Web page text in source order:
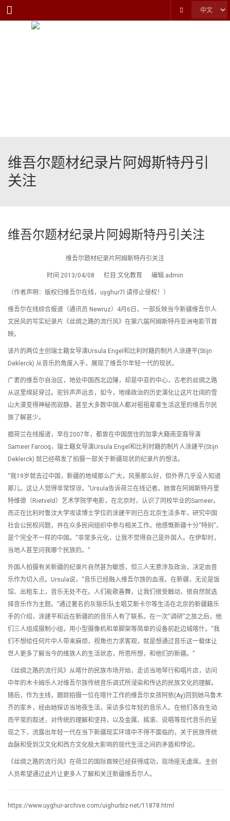
Menu
维吾尔题材纪录片阿姆斯特丹引
关注
维吾尔题材纪录片阿姆斯特丹引关注
维吾尔题材纪录片阿姆斯特丹引关注
时间:2013/04/08 栏目:文化教育 编辑:admin
（作者声明：版权归维吾尔在线，uyghur7l 请停止侵权！）
维吾尔在线综合报道（通讯员 Newruz）4月6日，一部反映当今新疆维吾尔人
文民风的写实纪录片《丝绸之路的流行风》在第六届阿姆斯特丹亚洲电影节首
映。
该片的两位主创瑞士籍女导演Ursula Engel和比利时籍的制片人涂建平(Stijn
Deklerck) 从音乐的角度入手，展现了维吾尔年轻一代的现状。
广袤的维吾尔自治区，地处中国西北边陲，却是中亚的中心，古老的丝绸之路
从这里绵延穿过。驼铃声声远去，如今，地缘政治的历史演化让这片壮阔的雪
山大漠变得神秘而寂静，甚至大多数中国人都对祖祖辈辈生活这里的维吾尔民
族了解甚少。
据荷兰在线报道，早在2007年，都曾在中国居住的加拿大籍南亚裔导演
Sameer Farooq，瑞士籍女导演Ursula Engel和比利时籍的制片人涂建平(Stijn
Deklerck) 就已经萌发了拍摄一部关于新疆现状的纪录片的想法。
“我19岁就去过中国，新疆的地域那么广大，风景那么好，但外界几乎没人知道
那儿。这让人觉得非常惊讶。”Ursula告诉荷兰在线记者。她曾在阿姆斯特丹里
特维德（Rietveld）艺术学院学电影，在北京时，认识了同校毕业的Sameer。
而正在比利时鲁汶大学攻读博士学位的涂建平则已在北京生活多年，研究中国
社会公民权问题，并在众多民间组织中参与相关工作。他感慨新疆十分“特别”，
是个完全不一样的中国。“非常多元化，让我不觉得自己是外国人。在伊犁时，
当地人甚至问我哪个民族的。”
外国人拍摄有关新疆的纪录片自然甚为敏感，但三人无意涉及政治，决定由音
乐作为切入点。Ursula说，“音乐已经融入维吾尔族的血液。在新疆，无论是饭
馆、出租车上，音乐无处不在。人们能歌善舞，让我们很受触动，很自然就选
择音乐作为主题。”通过著名的灰狼乐队主唱艾斯卡尔等生活在北京的新疆籍乐
手的介绍，涂建平和远在新疆的的音乐人有了联系。在一次“调研”之旅之后，他
们三人组成摄制小组，用小型摄像机和单脚架等简单的设备前赴边城喀什。“我
们不想给任何片中人带来麻烦，视角也力求客观，就是想通过音乐这一载体让
世人更多了解当今的维族人的生活状态，所思所想，和他们的新疆。”
《丝绸之路的流行风》从喀什的民族市场开始，走访当地琴行和唱片店，访问
中年的木卡姆乐人对维吾尔族传统音乐调式所浸染和传达的民族文化的理解。
随后，作为主线，跟踪拍摄一位在喀什工作的维吾尔女孩阿依(Ay)回到她乌鲁木
齐的家乡，经由她探访当地夜生活，采访多位年轻的音乐人。在他们各自生动
而平常的叙述，对传统的理解和坚持，以及金属、摇滚、说唱等现代音乐的呈
现之下，流露出年轻一代在当下新疆现实环境中不得不面临的，关于民族传统
血脉和受到汉文化和西方文化极大影响的现代生活之间的矛盾和悖论。
《丝绸之路的流行风》在荷兰的国际首映已经获得成功，现场座无虚席。主创
人员希望通过此片让更多人了解和关注新疆维吾尔人。
https://www.uyghur-archive.com/uighurbiz-net/11878.html